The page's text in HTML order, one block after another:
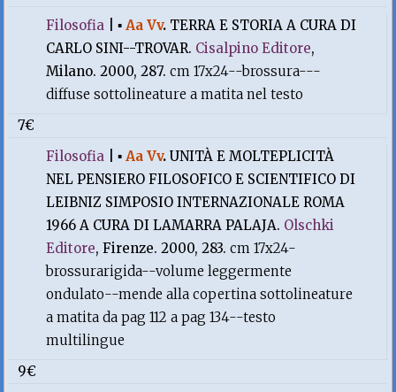
Filosofia |▪Aa Vv. TERRA E STORIA A CURA DI
CARLO SINI--TROVAR. Cisalpino Editore,
Milano. 2000, 287.cm 17x24--brossura---
diffuse sottolineature a matita nel testo
7€
Filosofia |▪Aa Vv.UNITÀ E MOLTEPLICITÀ
NEL PENSIERO FILOSOFICO E SCIENTIFICO DI
LEIBNIZ SIMPOSIO INTERNAZIONALE ROMA
1966 A CURA DI LAMARRA PALAJA. Olschki
Editore, Firenze. 2000, 283.cm 17x24-
brossurarigida--volume leggermente
ondulato--mende alla copertina sottolineature
a matita da pag 112 a pag 134--testo
multilingue
9€